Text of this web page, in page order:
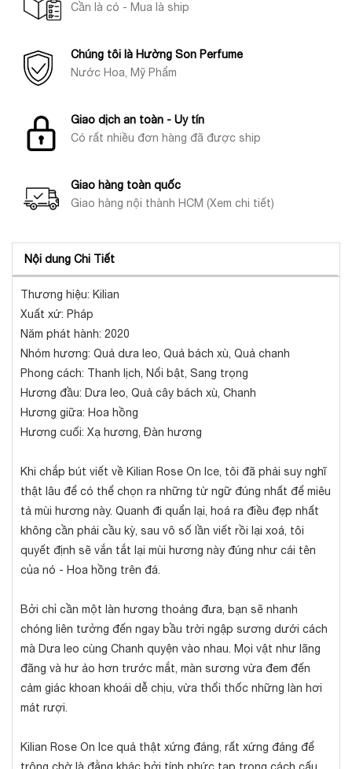
Cần là có - Mua là ship
Chúng tôi là Hường Son Perfume
Nước Hoa, Mỹ Phẩm
Giao dịch an toàn - Uy tín
Có rất nhiều đơn hàng đã được ship
Giao hàng toàn quốc
Giao hàng nội thành HCM (Xem chi tiết)
Nội dung Chi Tiết
Thương hiệu: Kilian
Xuất xứ: Pháp
Năm phát hành: 2020
Nhóm hương: Quả dưa leo, Quả bách xù, Quả chanh
Phong cách: Thanh lịch, Nổi bật, Sang trọng
Hương đầu: Dưa leo, Quả cây bách xù, Chanh
Hương giữa: Hoa hồng
Hương cuối: Xạ hương, Đàn hương
Khi chắp bút viết về Kilian Rose On Ice, tôi đã phải suy nghĩ
thật lâu để có thể chọn ra những từ ngữ đúng nhất để miêu
tả mùi hương này. Quanh đi quẩn lại, hoá ra điều đẹp nhất
không cần phải cầu kỳ, sau vô số lần viết rồi lại xoá, tôi
quyết định sẽ vắn tắt lại mùi hương này đúng như cái tên
của nó - Hoa hồng trên đá.
Bởi chỉ cần một làn hương thoảng đưa, bạn sẽ nhanh
chóng liên tưởng đến ngay bầu trời ngập sương dưới cách
mà Dưa leo cùng Chanh quyện vào nhau. Mọi vật như lãng
đãng và hư ảo hơn trước mắt, màn sương vừa đem đến
cảm giác khoan khoái dễ chịu, vừa thổi thốc những làn hơi
mát rượi.
Kilian Rose On Ice quả thật xứng đáng, rất xứng đáng để